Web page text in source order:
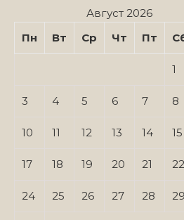
Август 2026
Пн
Вт Ср Чт Пт
1
3 4 5 6 7 8
10 11 12 13 14 15
17 18 19 20 21 22
24 25 26 27 28 29